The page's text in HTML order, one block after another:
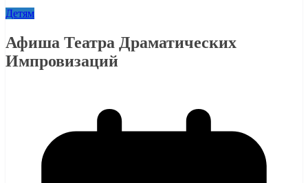
Детям
Афиша Театра Драматических
Импровизаций